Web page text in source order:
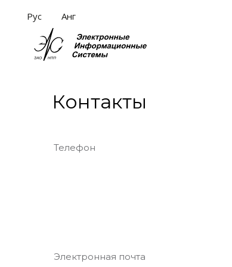
Рус Анг
Контакты
Телефон
Электронная почта